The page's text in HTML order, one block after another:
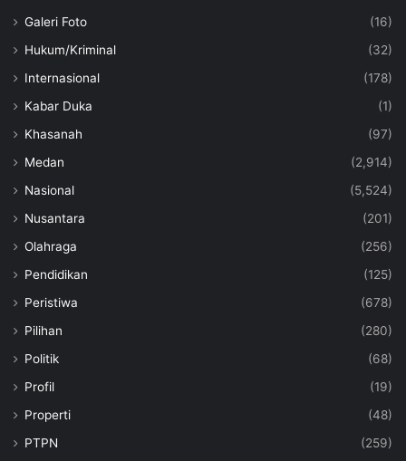
Galeri Foto
(16)
Hukum/Kriminal
(32)
Internasional
(178)
Kabar Duka
(1)
Khasanah
(97)
Medan
(2,914)
Nasional
(5,524)
Nusantara
(201)
Olahraga
(256)
Pendidikan
(125)
Peristiwa
(678)
Pilihan
(280)
Politik
(68)
Profil
(19)
Properti
(48)
PTPN
(259)